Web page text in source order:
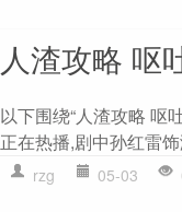
人渣攻略 呕
以下围绕“人渣攻略 呕
正在热播,剧中孙红雷
rzg 05-03